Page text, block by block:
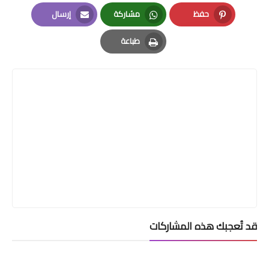
Facebook
Twitter
LinkedIn
حفظ
Pinterest
مشاركة
Whatsapp
إرسال
Email
طباعة
Print
قد تُعجبك هذه المشاركات